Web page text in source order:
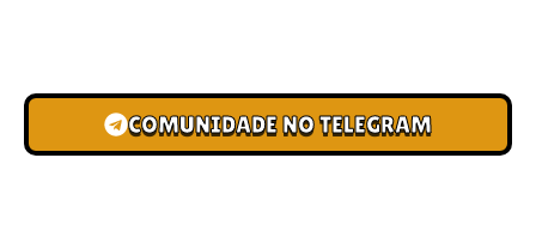
COMUNIDADE NO TELEGRAM